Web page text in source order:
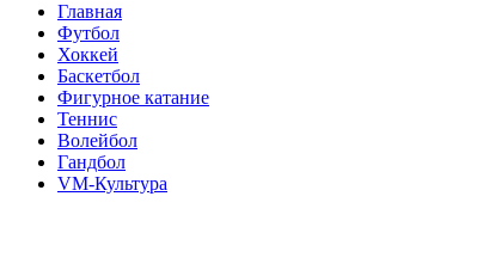
Главная
Футбол
Хоккей
Баскетбол
Фигурное катание
Теннис
Волейбол
Гандбол
VM-Культура